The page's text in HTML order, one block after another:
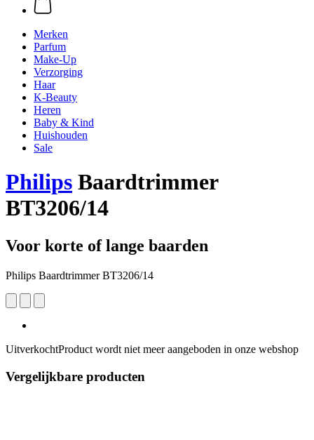
Merken
Parfum
Make-Up
Verzorging
Haar
K-Beauty
Heren
Baby & Kind
Huishouden
Sale
Philips Baardtrimmer
BT3206/14
Voor korte of lange baarden
Philips Baardtrimmer BT3206/14
UitverkochtProduct wordt niet meer aangeboden in onze webshop
Vergelijkbare producten